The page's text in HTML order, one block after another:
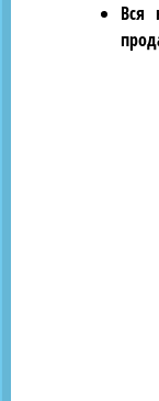
Вся